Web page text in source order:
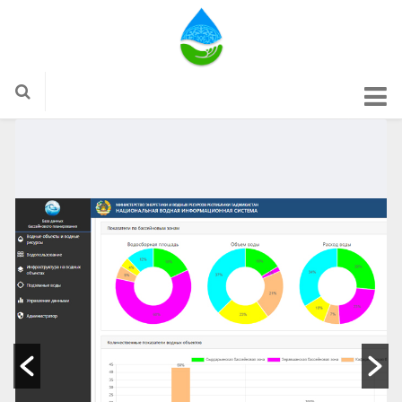
НВИС
НАЦИОНАЛЬНАЯ ВОДНАЯ ИНФОРМАЦИОННАЯ
СИСТЕМА
ГОСУДАРСТВЕННЫЙ ВОДНЫЙ КАДАСТР
ИНФОРМАЦИОННАЯ СИСТЕМА ПО
ВОДОХОЗЯЙСТВЕННОМУ БАЛАНСУ
ИНФОРМАЦИОННАЯ СИСТЕМА ПО МЕЛИОРАЦИИ И